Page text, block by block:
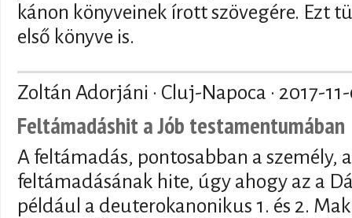
kánon könyveinek írott szövegére. Ezt
első könyve is.
Zoltán Adorjáni · Cluj-Napoca · 2017-
Feltámadáshit a Jób testamentumában
A feltámadás, pontosabban a személy,
feltámadásának hite, úgy ahogy az a
például a deuterokanonikus 1. és 2.